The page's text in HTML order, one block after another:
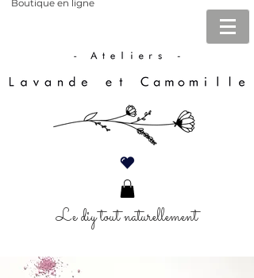
Boutique en ligne
Le diy tout naturellement